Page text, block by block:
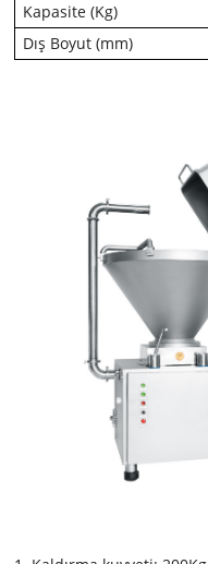
Kapasite (Kg)
Dış Boyut (mm)